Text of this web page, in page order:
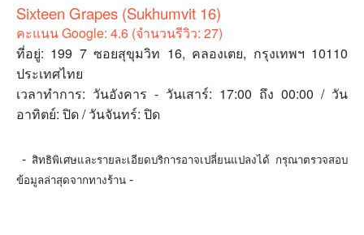
Sixteen Grapes (Sukhumvit 16)
คะแนน Google: 4.6 (จำนวนรีวิว: 27)
ที่อยู่: 199 7 ซอยสุขุมวิท 16, คลองเตย, กรุงเทพฯ 10110
ประเทศไทย
เวลาทำการ: วันอังคาร - วันเสาร์: 17:00 ถึง 00:00 / วัน
อาทิตย์: ปิด / วันจันทร์: ปิด
- สิทธิพิเศษและรายละเอียดบริการอาจเปลี่ยนแปลงได้ กรุณาตรวจสอบ
ข้อมูลล่าสุดจากทางร้าน -